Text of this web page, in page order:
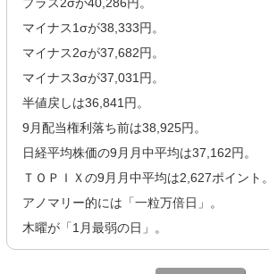
プラス2σが40,286円。
マイナス1σが38,333円。
マイナス2σが37,682円。
マイナス3σが37,031円。
半値戻しは36,841円。
9月配当権利落ち前は38,925円。
日経平均株価の9月月中平均は37,162円。
ＴＯＰＩＸの9月月中平均は2,627ポイント。
アノマリー的には「一粒万倍日」。
木曜が「1月最弱の日」。